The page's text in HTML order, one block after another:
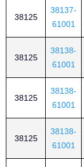
38125
38137-
61001
38125
38138-
61001
38125
38138-
61001
38125
38138-
61001